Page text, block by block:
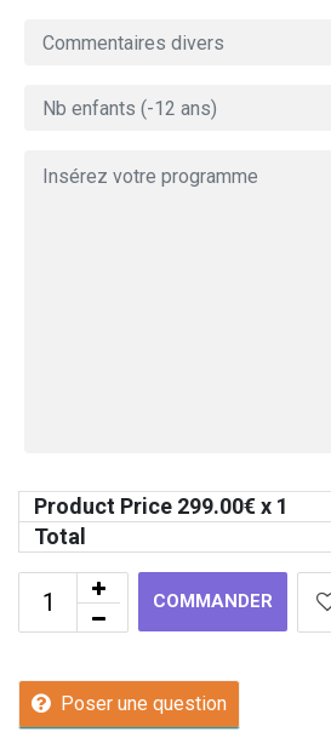
Product Price 299.00€ x 1
Total
COMMANDER
Poser une question